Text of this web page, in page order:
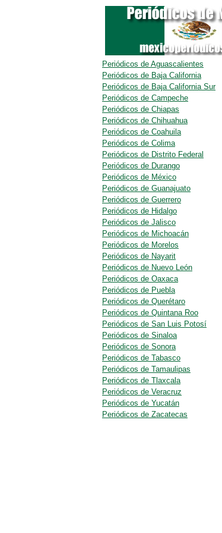
Periódicos de Aguascalientes
Periódicos de Baja California
Periódicos de Baja California Sur
Periódicos de Campeche
Periódicos de Chiapas
Periódicos de Chihuahua
Periódicos de Coahuila
Periódicos de Colima
Periódicos de Distrito Federal
Periódicos de Durango
Periódicos de México
Periódicos de Guanajuato
Periódicos de Guerrero
Periódicos de Hidalgo
Periódicos de Jalisco
Periódicos de Michoacán
Periódicos de Morelos
Periódicos de Nayarit
Periódicos de Nuevo León
Periódicos de Oaxaca
Periódicos de Puebla
Periódicos de Querétaro
Periódicos de Quintana Roo
Periódicos de San Luis Potosí
Periódicos de Sinaloa
Periódicos de Sonora
Periódicos de Tabasco
Periódicos de Tamaulipas
Periódicos de Tlaxcala
Periódicos de Veracruz
Periódicos de Yucatán
Periódicos de Zacatecas